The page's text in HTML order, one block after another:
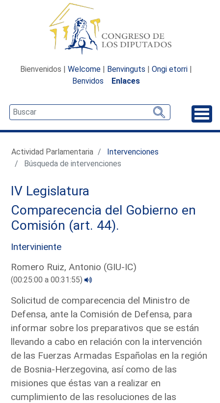
Bienvenidos | Welcome | Benvinguts | Ongi etorri |
Benvidos
Enlaces
Actividad Parlamentaria
Intervenciones
Búsqueda de intervenciones
IV Legislatura
Comparecencia del Gobierno en
Comisión (art. 44).
Interviniente
Romero Ruiz, Antonio (GIU-IC)
(00:25:00 a 00:31:55)
Solicitud de comparecencia del Ministro de
Defensa, ante la Comisión de Defensa, para
informar sobre los preparativos que se están
llevando a cabo en relación con la intervención
de las Fuerzas Armadas Españolas en la región
de Bosnia-Herzegovina, así como de las
misiones que éstas van a realizar en
cumplimiento de las resoluciones de las